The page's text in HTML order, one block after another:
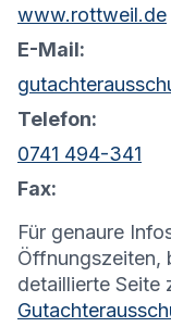
www.rottweil.de
E-Mail:
Telefon:
0741 494-341
Fax:
Für genaure
Öffnungszeiten,
detaillierte Seite